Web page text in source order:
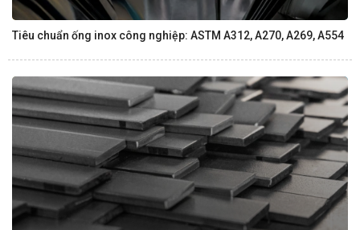
Tiêu chuẩn ống inox công nghiệp: ASTM A312, A270, A269, A554